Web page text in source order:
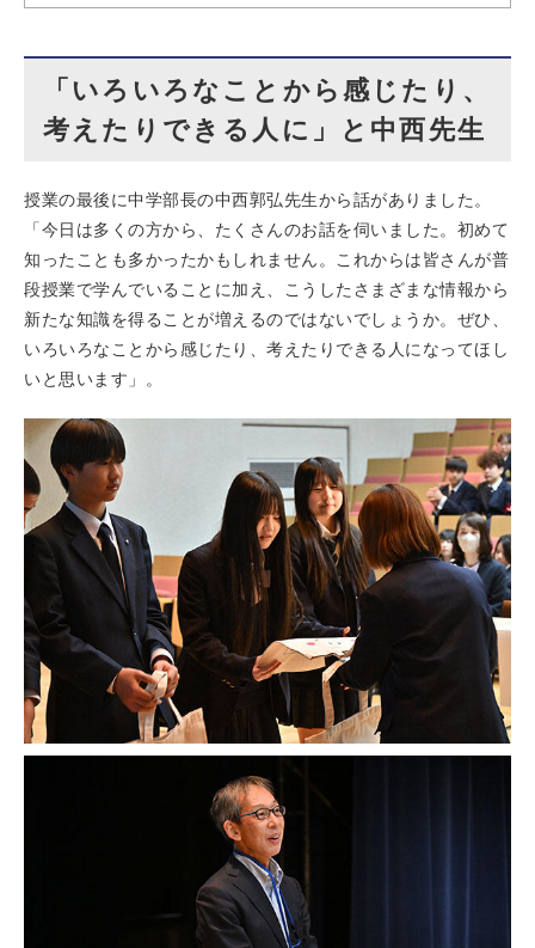
「いろいろなことから感じたり、
考えたりできる人に」と中西先生
授業の最後に中学部長の中西郭弘先生から話がありました。
「今日は多くの方から、たくさんのお話を伺いました。初めて
知ったことも多かったかもしれません。これからは皆さんが普
段授業で学んでいることに加え、こうしたさまざまな情報から
新たな知識を得ることが増えるのではないでしょうか。ぜひ、
いろいろなことから感じたり、考えたりできる人になってほし
いと思います」。